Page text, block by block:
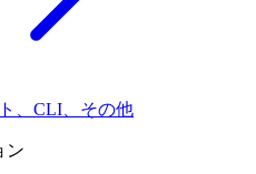
、CLI、その他
ン